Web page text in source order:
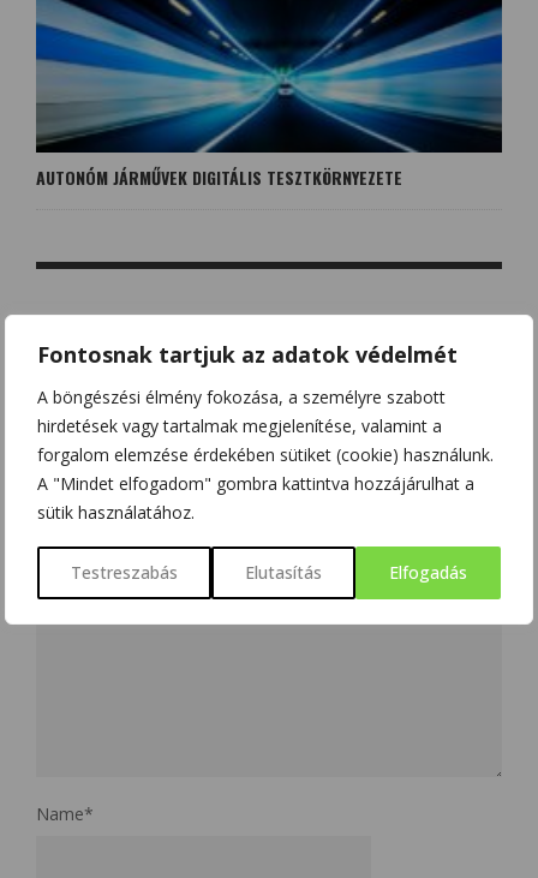
Fontosnak tartjuk az adatok védelmét
A böngészési élmény fokozása, a személyre szabott
hirdetések vagy tartalmak megjelenítése, valamint a
forgalom elemzése érdekében sütiket (cookie) használunk.
A "Mindet elfogadom" gombra kattintva hozzájárulhat a
sütik használatához.
Testreszabás Elutasítás Elfogadás
AUTONÓM JÁRMŰVEK DIGITÁLIS TESZTKÖRNYEZETE
NO COMMENT
LEAVE A REPLY
Az e-mail címet nem tesszük közzé. A kötelező mezőket*
karakterrel jelöltük
Name*